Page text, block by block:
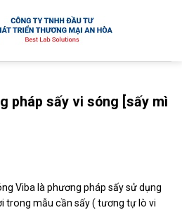
pháp sấy vi sóng [sấy mì
Viba là phương pháp sấy sử dụng
trong mẫu cần sấy ( tương tự lò vi